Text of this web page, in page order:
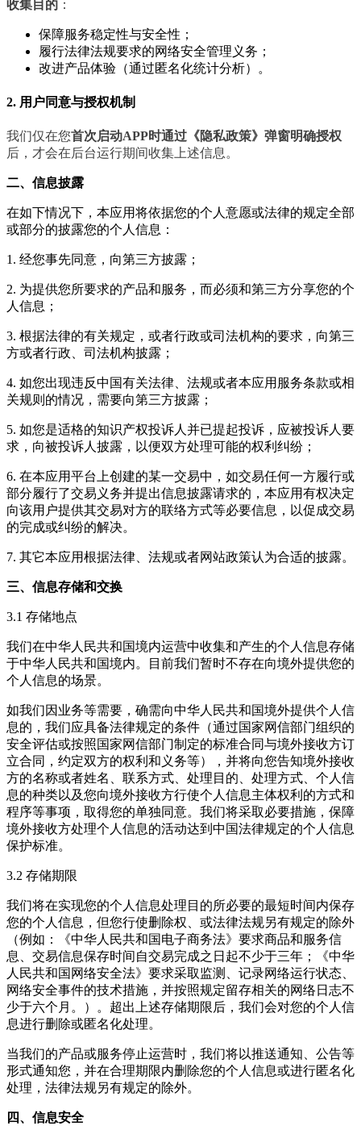
收集目的 ：
保障服务稳定性与安全性；
履行法律法规要求的网络安全管理义务；
改进产品体验（通过匿名化统计分析）。
2. 用户同意与授权机制
我们仅在您首次启动APP时通过《隐私政策》弹窗明确授权
后，才会在后台运行期间收集上述信息。
二、信息披露
在如下情况下，本应用将依据您的个人意愿或法律的规定全部
或部分的披露您的个人信息：
1. 经您事先同意，向第三方披露；
2. 为提供您所要求的产品和服务，而必须和第三方分享您的个
人信息；
3. 根据法律的有关规定，或者行政或司法机构的要求，向第三
方或者行政、司法机构披露；
4. 如您出现违反中国有关法律、法规或者本应用服务条款或相
关规则的情况，需要向第三方披露；
5. 如您是适格的知识产权投诉人并已提起投诉，应被投诉人要
求，向被投诉人披露，以便双方处理可能的权利纠纷；
6. 在本应用平台上创建的某一交易中，如交易任何一方履行或
部分履行了交易义务并提出信息披露请求的，本应用有权决定
向该用户提供其交易对方的联络方式等必要信息，以促成交易
的完成或纠纷的解决。
7. 其它本应用根据法律、法规或者网站政策认为合适的披露。
三、信息存储和交换
3.1 存储地点
我们在中华人民共和国境内运营中收集和产生的个人信息存储
于中华人民共和国境内。目前我们暂时不存在向境外提供您的
个人信息的场景。
如我们因业务等需要，确需向中华人民共和国境外提供个人信
息的，我们应具备法律规定的条件（通过国家网信部门组织的
安全评估或按照国家网信部门制定的标准合同与境外接收方订
立合同，约定双方的权利和义务等），并将向您告知境外接收
方的名称或者姓名、联系方式、处理目的、处理方式、个人信
息的种类以及您向境外接收方行使个人信息主体权利的方式和
程序等事项，取得您的单独同意。我们将采取必要措施，保障
境外接收方处理个人信息的活动达到中国法律规定的个人信息
保护标准。
3.2 存储期限
我们将在实现您的个人信息处理目的所必要的最短时间内保存
您的个人信息，但您行使删除权、或法律法规另有规定的除外
（例如：《中华人民共和国电子商务法》要求商品和服务信
息、交易信息保存时间自交易完成之日起不少于三年；《中华
人民共和国网络安全法》要求采取监测、记录网络运行状态、
网络安全事件的技术措施，并按照规定留存相关的网络日志不
少于六个月。）。超出上述存储期限后，我们会对您的个人信
息进行删除或匿名化处理。
当我们的产品或服务停止运营时，我们将以推送通知、公告等
形式通知您，并在合理期限内删除您的个人信息或进行匿名化
处理，法律法规另有规定的除外。
四、信息安全